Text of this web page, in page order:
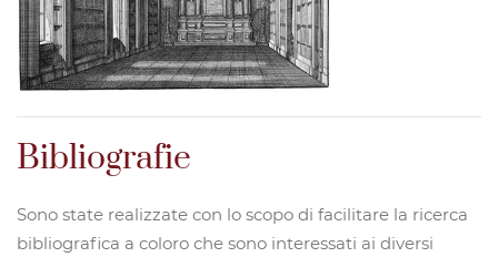
Bibliografie
Sono state realizzate con lo scopo di facilitare la ricerca
bibliografica a coloro che sono interessati ai diversi